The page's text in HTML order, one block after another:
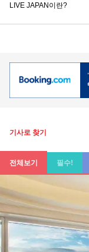
LIVE JAPAN이란?
기사로 찾기
전체보기 필수!